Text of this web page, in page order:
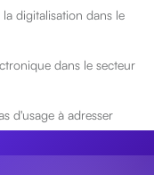
digitalisation dans le
dans le secteur
d'usage à adresser